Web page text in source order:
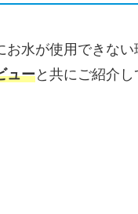
お水が使用できな
ューと共にご紹介し